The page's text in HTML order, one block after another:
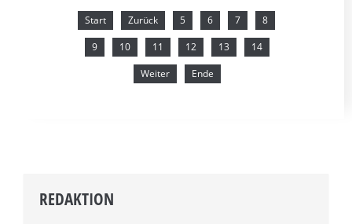
Start Zurück 5 6 7 8
9 10 11 12 13 14
Weiter Ende
REDAKTION